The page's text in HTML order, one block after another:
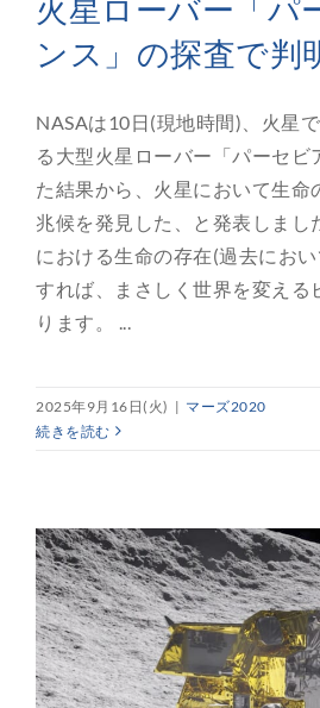
火星ローバー「パ
ンス」の探査で判
NASAは10日(現地時間)、火星
る大型火星ローバー「パーセビ
た結果から、火星において生命
兆候を発見した、と発表しまし
における生命の存在(過去にお
すれば、まさしく世界を変える
ります。 ...
2025年9月16日(火) | マーズ2020
続きを読む